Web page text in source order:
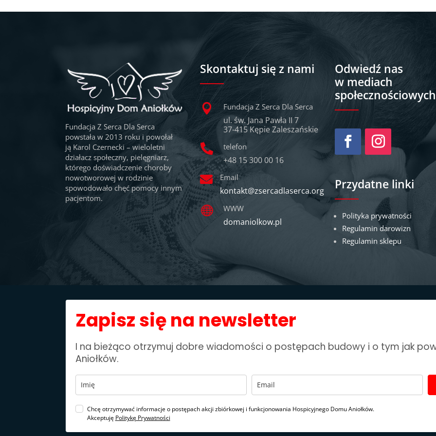
i
:
Fundacja Z Serca Dla Serca
powstała w 2013 roku i powołał
ją Karol Czernecki – wieloletni
działacz społeczny, pielęgniarz,
którego doświadczenie choroby
nowotworowej w rodzinie
spowodowało chęć pomocy innym
pacjentom.
Skontaktuj się z nami
 Fundacja Z Serca Dla Serca
ul. św. Jana Pawła II 7
37-415 Kępie Zaleszańskie
 telefon
+48 15 300 00 16
 Email
kontakt@zsercadlaserca.org
 WWW
domaniolkow.pl
Odwiedź nas
w mediach
społecznościowych
Przydatne linki
Polityka prywatności
Regulamin darowizn
Regulamin sklepu
Zapisz się na newsletter
I na bieżąco otrzymuj dobre wiadomości o postępach budowy i o tym jak
Aniołków.
Chcę otrzymywać informacje o postępach akcji zbiórkowej i funkcjonowania Hospicyjnego Domu Aniołków.
Akceptuję Politykę Prywatności